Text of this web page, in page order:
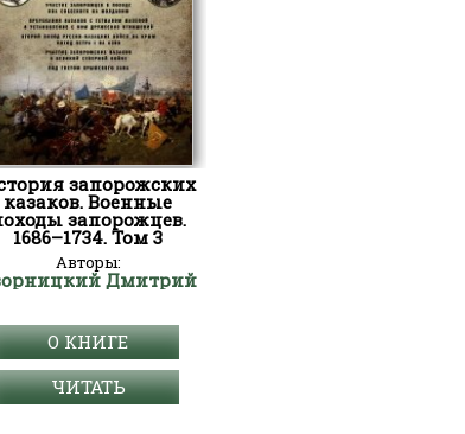
запорожских
казаков. Военные
запорожцев.
1686–1734. Том 3
Авторы:
Дмитрий
О КНИГЕ
ЧИТАТЬ